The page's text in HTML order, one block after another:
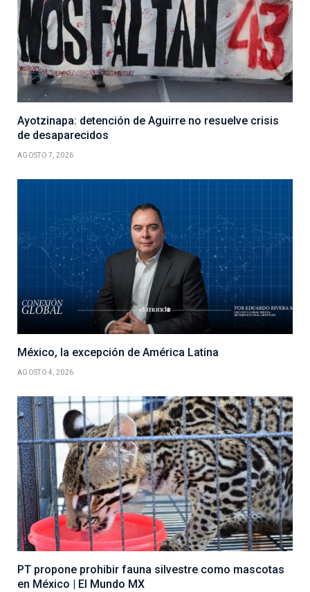
Ayotzinapa: detención de Aguirre no resuelve crisis
de desaparecidos
AGOSTO 7, 2026
México, la excepción de América Latina
AGOSTO 4, 2026
PT propone prohibir fauna silvestre como mascotas
en México | El Mundo MX